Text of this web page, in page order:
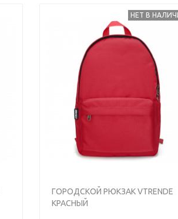
НЕТ В
ГОРОДСКОЙ РЮКЗАК VTRENDE
КРАСНЫЙ